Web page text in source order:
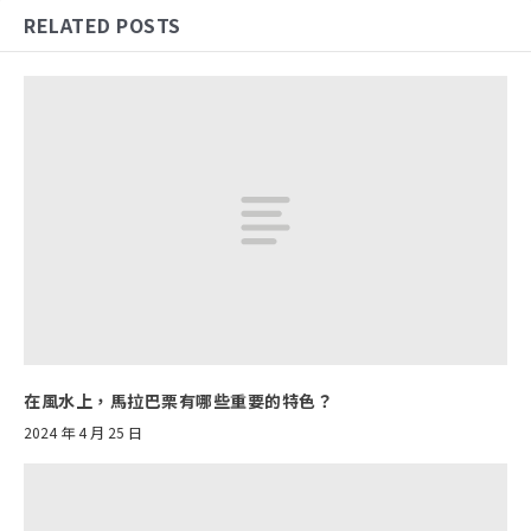
RELATED POSTS
在風水上，馬拉巴栗有哪些重要的特色？
2024 年 4 月 25 日